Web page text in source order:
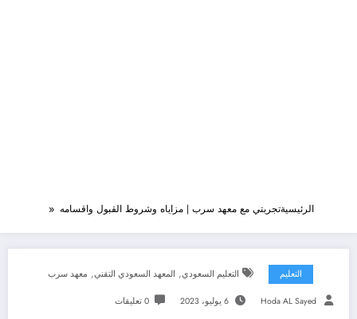
الرئيسيةتجربتي مع معهد سرب | مزاياه وشروط القبول واقسامه
التعليم التعليم السعودي, المعهد السعودي التقني, معهد سرب
Hoda AL Sayed 6 يوليو، 2023 0 تعليقات